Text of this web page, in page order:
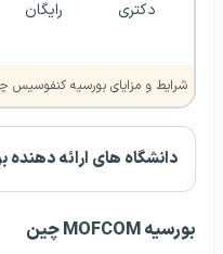
دکتری رایگان
شرایط و مزایای بورسیه کنفوسیس
دانشگاه های ارائه
بورسیه MOFCOM چین